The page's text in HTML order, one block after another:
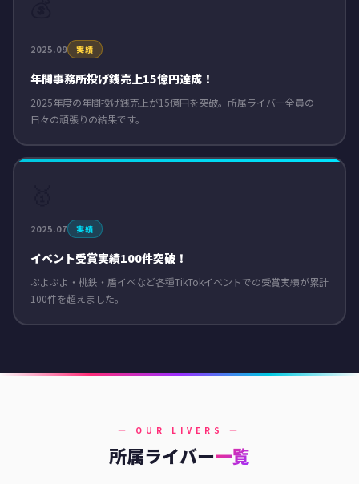
2025.09 実績
年間事務所投げ銭売上15億円達成！
2025年度の年間投げ銭売上が15億円を突破。所属ライバー全員の
日々の頑張りの結果です。
2025.07 実績
イベント受賞実績100件突破！
ぷよぷよ・桃鉄・盾イベなど各種TikTokイベントでの受賞実績が累計
100件を超えました。
— OUR LIVERS —
所属ライバー一覧